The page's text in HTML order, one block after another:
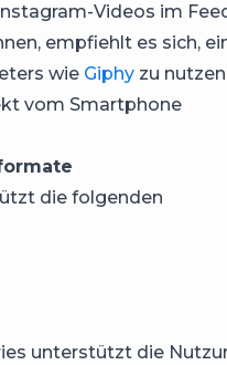
Videos im
empfiehlt es sich,
wie Giphy zu
vom Smartphone
die folgenden
unterstützt die